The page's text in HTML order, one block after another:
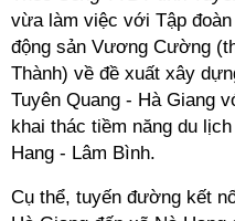
vừa làm việc với Tập
động sản Vương Cường
Thành) về đề xuất xây
Tuyên Quang - Hà Giang
khai thác tiềm năng du
Hang - Lâm Bình.
Cụ thể, tuyến đường kết